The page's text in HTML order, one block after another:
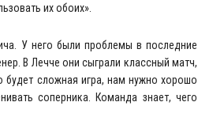
их обоих».
У него были проблемы в последние
В Лечче они сыграли классный матч,
будет сложная игра, нам нужно хорошо
соперника. Команда знает, чего